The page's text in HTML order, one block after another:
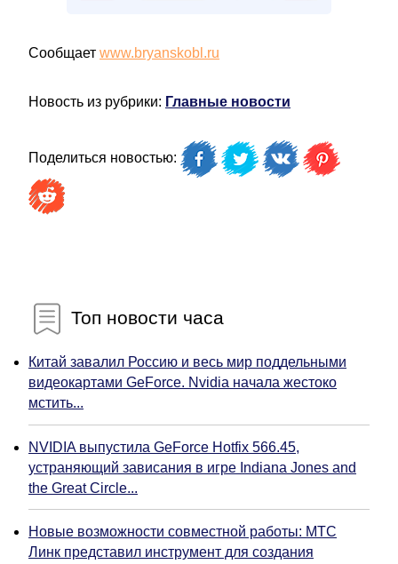
Сообщает www.bryanskobl.ru
Новость из рубрики: Главные новости
Поделиться новостью:
Топ новости часа
Китай завалил Россию и весь мир поддельными
видеокартами GeForce. Nvidia начала жестоко
мстить...
NVIDIA выпустила GeForce Hotfix 566.45,
устраняющий зависания в игре Indiana Jones and
the Great Circle...
Новые возможности совместной работы: МТС
Линк представил инструмент для создания